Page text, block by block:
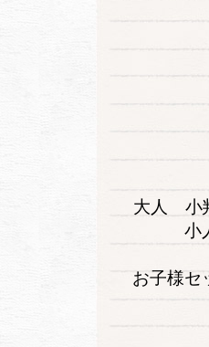
大人 小
小
お子様セ